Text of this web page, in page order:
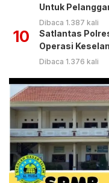
Untuk
Dibaca 1.387 kali
10
Satlantas
Operasi
Dibaca 1.376 kali